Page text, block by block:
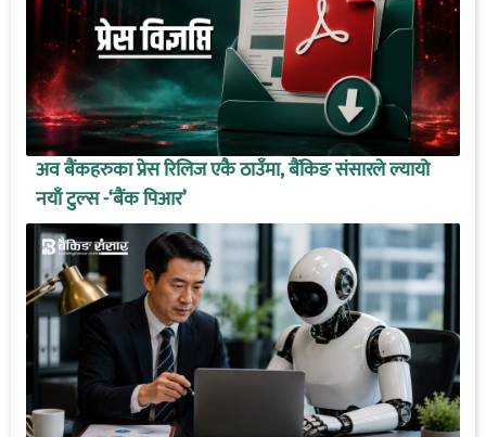
अव बैंकहरुका प्रेस रिलिज एकै ठाउँमा, बैंकिङ संसारले ल्यायो
नयाँ टुल्स -‘बैंक पिआर’